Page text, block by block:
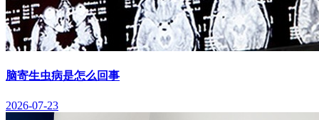
脑寄生虫病是怎么回事
2026-07-23